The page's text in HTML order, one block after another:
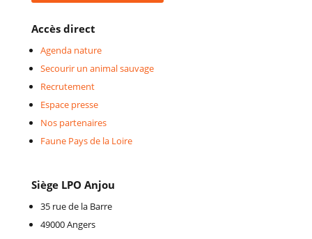
Accès direct
Agenda nature
Secourir un animal sauvage
Recrutement
Espace presse
Nos partenaires
Faune Pays de la Loire
Siège LPO Anjou
35 rue de la Barre
49000 Angers